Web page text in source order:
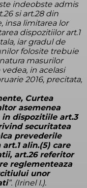
indeobste admis
si art.28 din
insa limitarea lor
dispozitiilor art.1
iar gradul de
folosite trebuie
masurilor
in acelasi
2016, precitata,
Curtea
asemenea
in dispozitiile art.3
securitatea
prevederile
alin.(5) care
art.26 referitor
reglementeaza
unor
”. (Irinel I.).